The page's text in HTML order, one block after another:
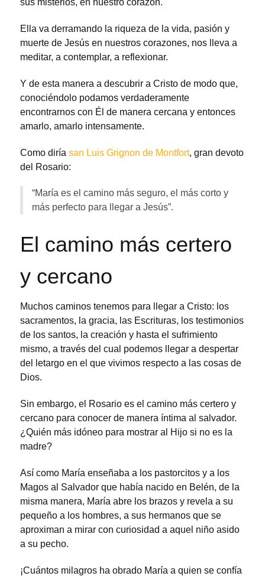
sus misterios, en nuestro corazón.
Ella va derramando la riqueza de la vida, pasión y
muerte de Jesús en nuestros corazones, nos lleva a
meditar, a contemplar, a reflexionar.
Y de esta manera a descubrir a Cristo de modo que,
conociéndolo podamos verdaderamente
encontrarnos con Él de manera cercana y entonces
amarlo, amarlo intensamente.
Como diría san Luis Grignon de Montfort, gran devoto
del Rosario:
“María es el camino más seguro, el más corto y
más perfecto para llegar a Jesús”.
El camino más certero
y cercano
Muchos caminos tenemos para llegar a Cristo: los
sacramentos, la gracia, las Escrituras, los testimonios
de los santos, la creación y hasta el sufrimiento
mismo, a través del cual podemos llegar a despertar
del letargo en el que vivimos respecto a las cosas de
Dios.
Sin embargo, el Rosario es el camino más certero y
cercano para conocer de manera íntima al salvador.
¿Quién más idóneo para mostrar al Hijo si no es la
madre?
Así como María enseñaba a los pastorcitos y a los
Magos al Salvador que había nacido en Belén, de la
misma manera, María abre los brazos y revela a su
pequeño a los hombres, a sus hermanos que se
aproximan a mirar con curiosidad a aquel niño asido
a su pecho.
¡Cuántos milagros ha obrado María a quien se confía